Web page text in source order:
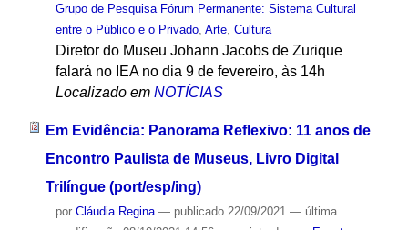
Grupo de Pesquisa Fórum Permanente: Sistema Cultural
entre o Público e o Privado, Arte, Cultura
Diretor do Museu Johann Jacobs de Zurique
falará no IEA no dia 9 de fevereiro, às 14h
Localizado em NOTÍCIAS
Em Evidência: Panorama Reflexivo: 11 anos de
Encontro Paulista de Museus, Livro Digital
Trilíngue (port/esp/ing)
por Cláudia Regina — publicado22/09/2021 — última